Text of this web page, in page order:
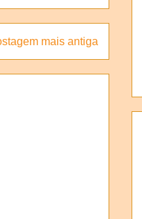
mais antiga